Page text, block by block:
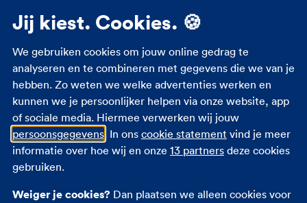
Meer informatie
Zorgverzekering 18 jaar
Zorgverzekering zwangerschap
Zorgtoeslag
Eigen bijdrage
Zorgpremie 2026
Jij kiest. Cookies. 🍪
We gebruiken cookies om jouw online gedrag te
analyseren en te combineren met gegevens die we van je
hebben. Zo weten we welke advertenties werken en
kunnen we je persoonlijker helpen via onze website, app
of sociale media. Hiermee verwerken wij jouw
persoonsgegevens. In ons cookie statement vind je meer
informatie over hoe wij en onze 13 partnersdeze cookies
gebruiken.
Weiger je cookies? Dan plaatsen we alleen cookies voor